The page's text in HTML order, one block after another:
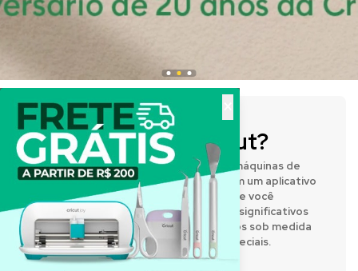
O que é a Cricut?
A Cricut® fabrica prensas térmicas e máquinas de
corte inteligentes que funcionam com um aplicativo
de design fácil de usar, permitindo que você
expresse sua criatividade e crie itens significativos
e personalizados. Desenvolva projetos sob medida
para o dia a dia e para momentos especiais.